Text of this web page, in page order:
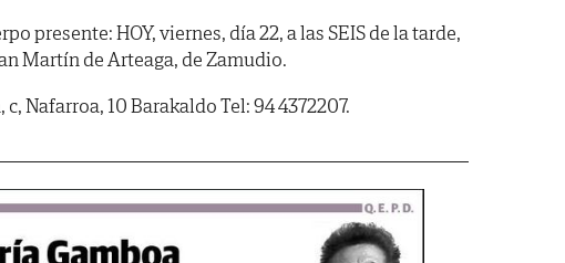
presente: HOY, viernes, día 22, a las SEIS de la tarde,
Martín de Arteaga, de Zamudio.
Nafarroa, 10 Barakaldo Tel: 94 4372207.